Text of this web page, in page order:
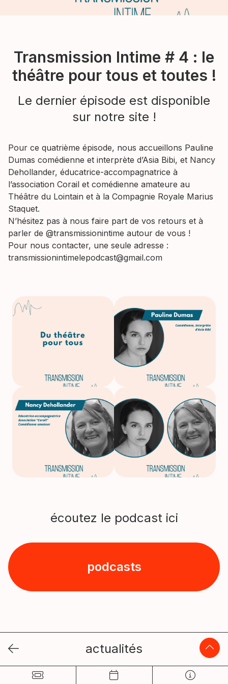
Transmission Intime # 4 : le
théâtre pour tous et toutes !
Le dernier épisode est disponible
sur notre site !
Pour ce quatrième épisode, nous accueillons Pauline
Dumas comédienne et interprète d’Asia Bibi, et Nancy
Dehollander, éducatrice-accompagnatrice à
l’association Corail et comédienne amateure au
Théâtre du Lointain et à la Compagnie Royale Marius
Staquet.
N’hésitez pas à nous faire part de vos retours et à
parler de @transmissionintime autour de vous !
Pour nous contacter, une seule adresse :
transmissionintimelepodcast@gmail.com
écoutez le podcast ici
podcasts
actualités